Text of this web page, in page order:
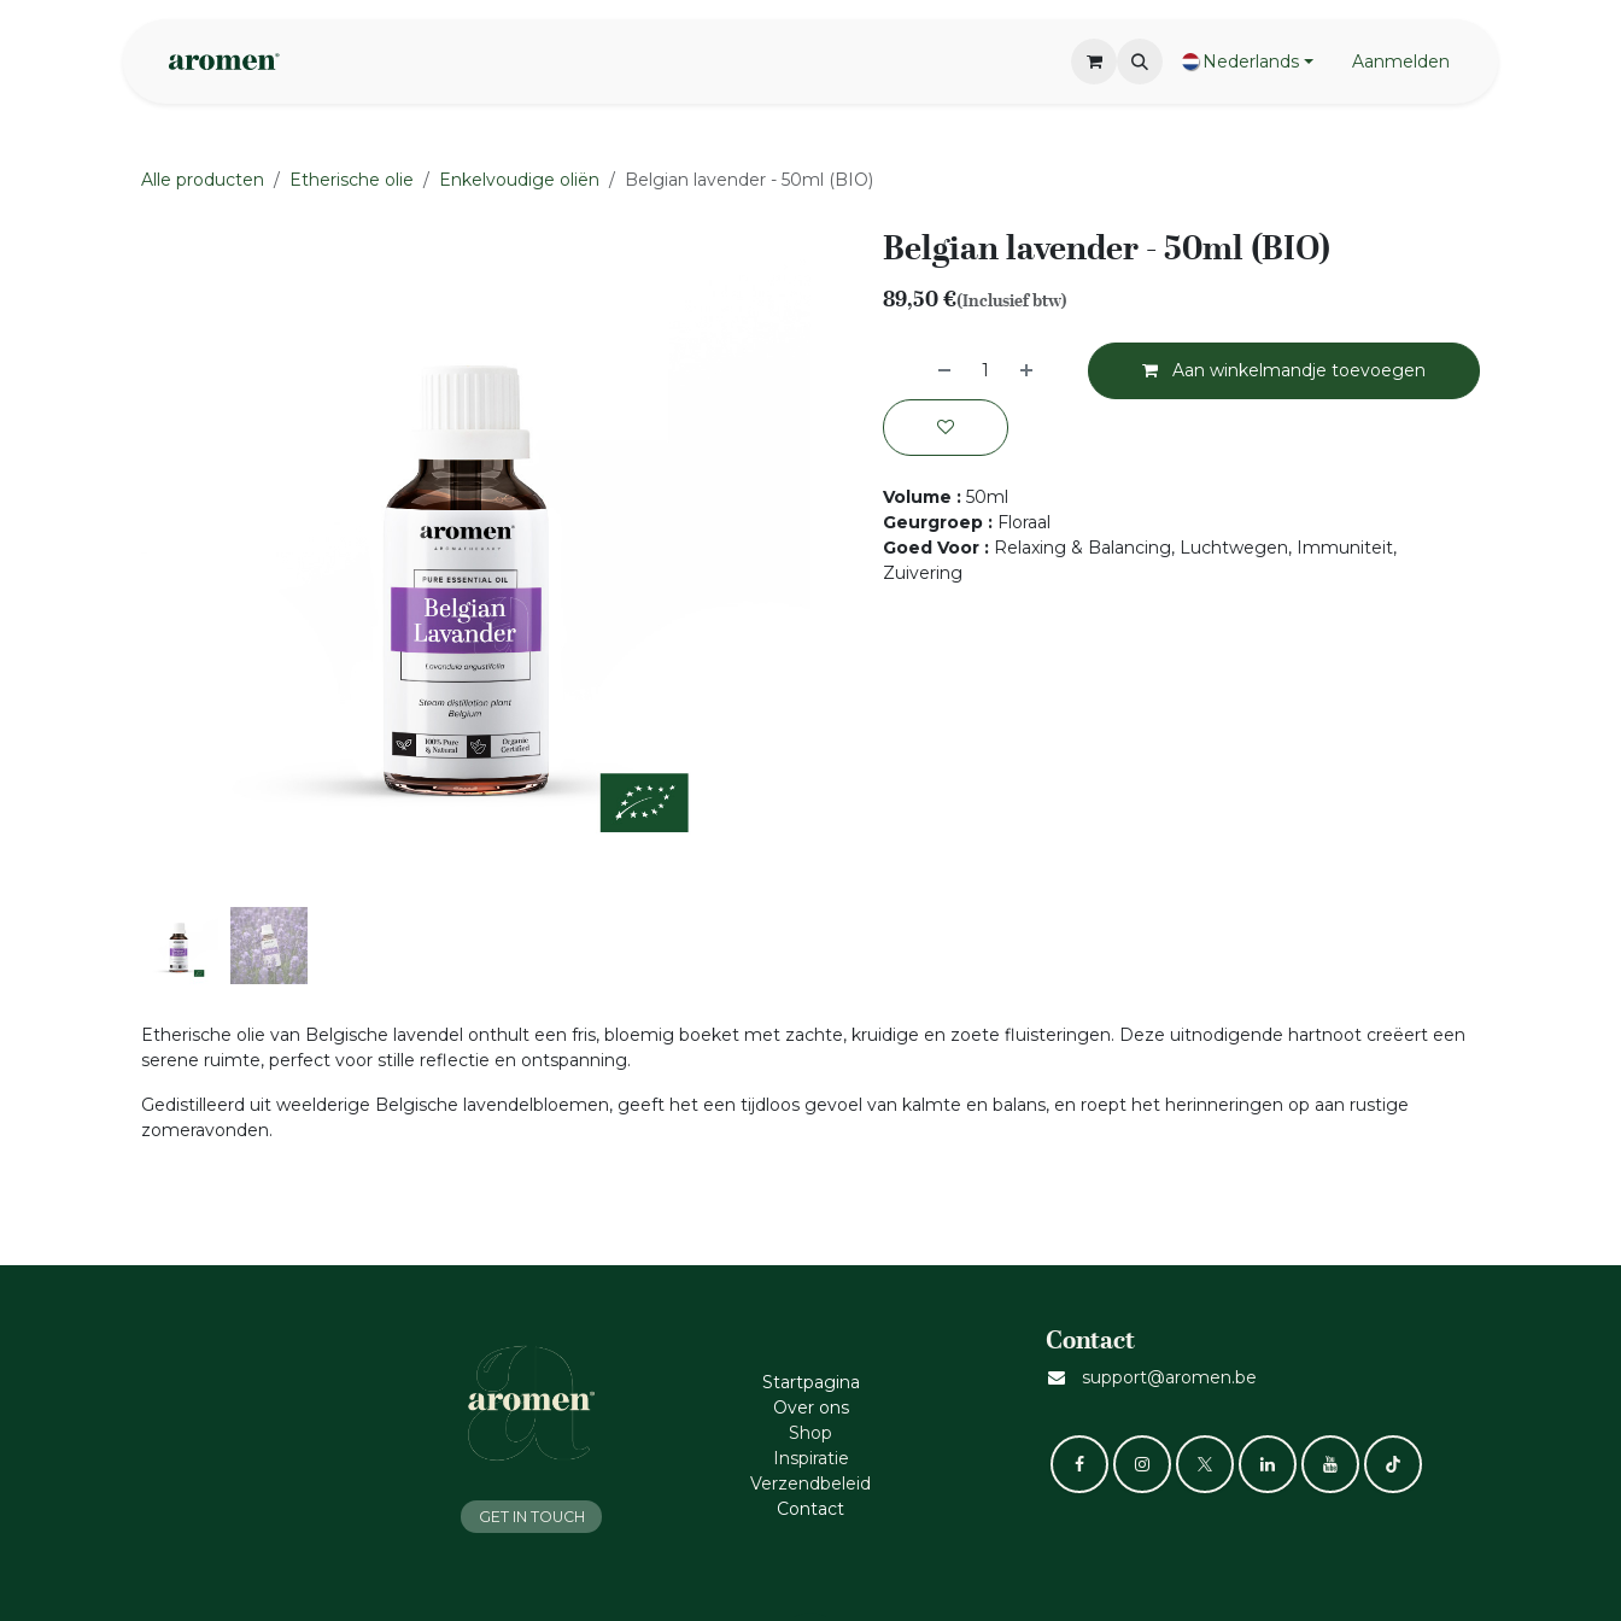
Nederlands Aanmelden
Alle producten Etherische olie Enkelvoudige oliën Belgian lavender - 50ml (BIO)
Belgian lavender - 50ml (BIO)
89,50€(Inclusief btw)
Aan winkelmandje toevoegen
Volume : 50ml
Geurgroep : Floraal
Goed Voor : Relaxing & Balancing, Luchtwegen, Immuniteit,
Zuivering
Etherische olie van Belgische lavendel onthult een fris, bloemig boeket met zachte, kruidige en zoete fluisteringen. Deze uitnodigende hartnoot creëert een
serene ruimte, perfect voor stille reflectie en ontspanning.
Gedistilleerd uit weelderige Belgische lavendelbloemen, geeft het een tijdloos gevoel van kalmte en balans, en roept het herinneringen op aan rustige
zomeravonden.
Startpagina
Ove​r​ ons
Shop
Inspiratie
Verzendbeleid
Cont​act
Contact
support@aromen.be
GET IN TOUCH